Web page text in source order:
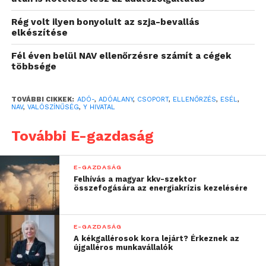
leleplezésében és
szankcionálásában is
egyre hatékonyabb.
munkatársaik mind több
hogy büntetés helyett
szakmai támogatást
nyújtsanak azoknak az
adózóknak, akik nem
szándékosan követtek el
szabálytalanságot”
Rég volt ilyen bonyolult az szja-bevallás
elkészítése
Fél éven belül NAV ellenőrzésre számít a cégek
többsége
TOVÁBBI CIKKEK: ADÓ-, ADÓALANY, CSOPORT, ELLENŐRZÉS, ESÉL,
NAV, VALÓSZÍNŰSÉG, Y HIVATAL
További E-gazdaság
E-GAZDASÁG
Felhívás a magyar kkv-szektor
összefogására az energiakrízis kezelésére
E-GAZDASÁG
A kékgallérosok kora lejárt? Érkeznek az
újgalléros munkavállalók